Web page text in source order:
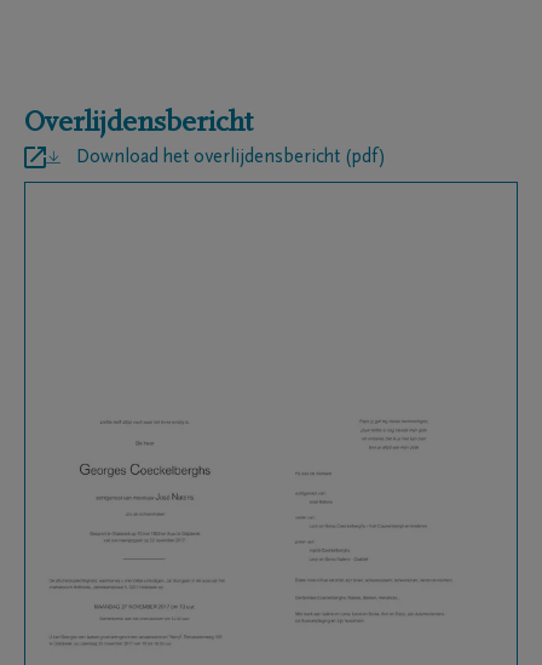
Overlijdensbericht
Download het overlijdensbericht (pdf)